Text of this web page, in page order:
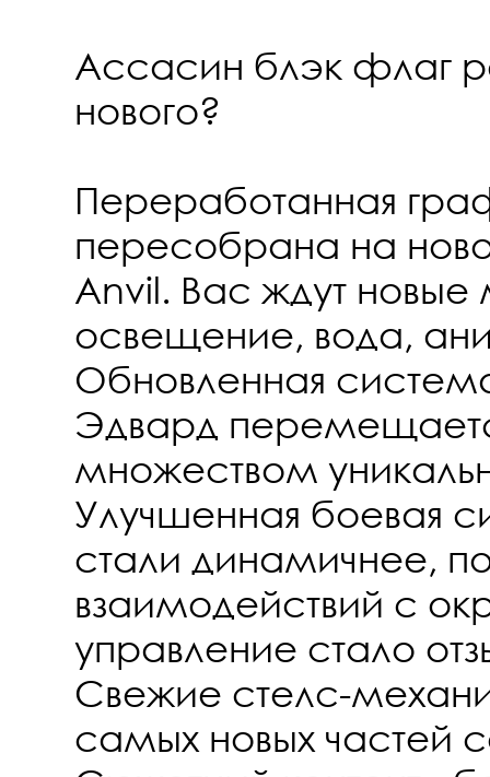
Ассасин блэк флаг
нового?
Переработанная
пересобрана на
Anvil. Вас ждут
освещение, вода,
Обновленная
Эдвард
множеством
Улучшенная боевая
стали динамичнее,
взаимодействий с
управление стало
Свежие стелс-
самых новых частей